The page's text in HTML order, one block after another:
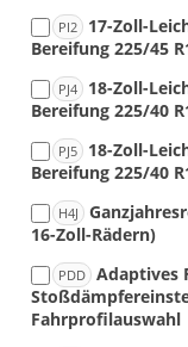
PI2
17-Zoll-
Bereifung 225/45
PJ4
18-Zoll-
Bereifung 225/40
PJ5
18-Zoll-
Bereifung 225/40
H4J
16-Zoll-Rädern)
PDD Adaptives
Fahrprofilauswahl